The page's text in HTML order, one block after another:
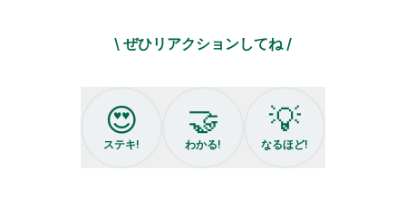
・ごま油…大さじ2
1️⃣ 大根葉は洗って刻み、塩をひとつまみ入れて
水分が飛ぶまで中火で炒る
\ ぜひリアクションしてね /
😍
ステキ!
🤝
わかる!
💡
なるほど!